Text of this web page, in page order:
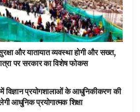
सुरक्षा और यातायात व्यवस्था होगी और सख्त,
पर सरकार का विशेष फोकस
विज्ञान प्रयोगशालाओं के आधुनिकीकरण की
आधुनिक प्रयोगात्मक शिक्षा